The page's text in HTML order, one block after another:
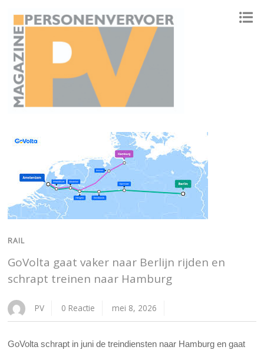
RAIL
GoVolta gaat vaker naar Berlijn rijden en
schrapt treinen naar Hamburg
PV 0 Reactie mei 8, 2026
GoVolta schrapt in juni de treindiensten naar Hamburg en gaat